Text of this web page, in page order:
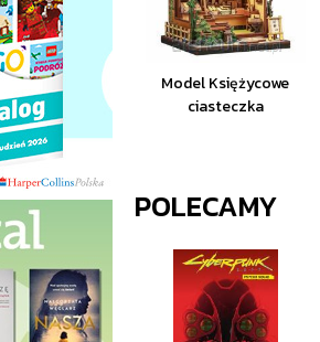
Model Księżycowe
ciasteczka
POLECAMY